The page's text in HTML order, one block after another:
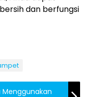
dan berfungsi
Menggunakan